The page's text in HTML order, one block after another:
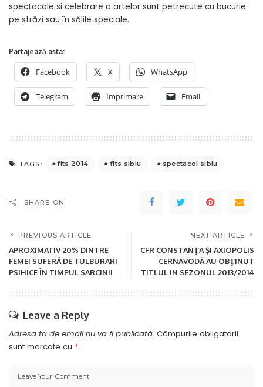
spectacole si celebrare a artelor sunt petrecute cu bucurie
pe străzi sau în sălile speciale.
Partajează asta:
Facebook X WhatsApp
Telegram Imprimare Email
TAGS: fits 2014 fits sibiu spectacol sibiu
SHARE ON
PREVIOUS ARTICLE
APROXIMATIV 20% DINTRE
FEMEI SUFERĂ DE TULBURARI
PSIHICE ÎN TIMPUL SARCINII
NEXT ARTICLE
CFR CONSTANŢA ŞI AXIOPOLIS
CERNAVODĂ AU OBŢINUT
TITLUL IN SEZONUL 2013/2014
Leave a Reply
Adresa ta de email nu va fi publicată. Câmpurile obligatorii
sunt marcate cu *